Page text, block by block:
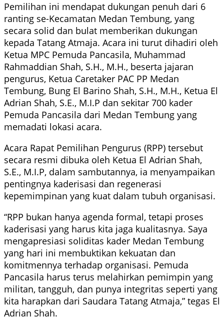
Pemilihan ini mendapat dukungan penuh dari 6
ranting se-Kecamatan Medan Tembung, yang
secara solid dan bulat memberikan dukungan
kepada Tatang Atmaja. Acara ini turut dihadiri oleh
Ketua MPC Pemuda Pancasila, Muhammad
Rahmaddian Shah, S.H., M.H., beserta jajaran
pengurus, Ketua Caretaker PAC PP Medan
Tembung, Bung El Barino Shah, S.H., M.H., Ketua El
Adrian Shah, S.E., M.I.P dan sekitar 700 kader
Pemuda Pancasila dari Medan Tembung yang
memadati lokasi acara.
Acara Rapat Pemilihan Pengurus (RPP) tersebut
secara resmi dibuka oleh Ketua El Adrian Shah,
S.E., M.I.P, dalam sambutannya, ia menyampaikan
pentingnya kaderisasi dan regenerasi
kepemimpinan yang kuat dalam tubuh organisasi.
“RPP bukan hanya agenda formal, tetapi proses
kaderisasi yang harus kita jaga kualitasnya. Saya
mengapresiasi soliditas kader Medan Tembung
yang hari ini membuktikan kekuatan dan
komitmennya terhadap organisasi. Pemuda
Pancasila harus terus melahirkan pemimpin yang
militan, tangguh, dan punya integritas seperti yang
kita harapkan dari Saudara Tatang Atmaja,” tegas El
Adrian Shah.